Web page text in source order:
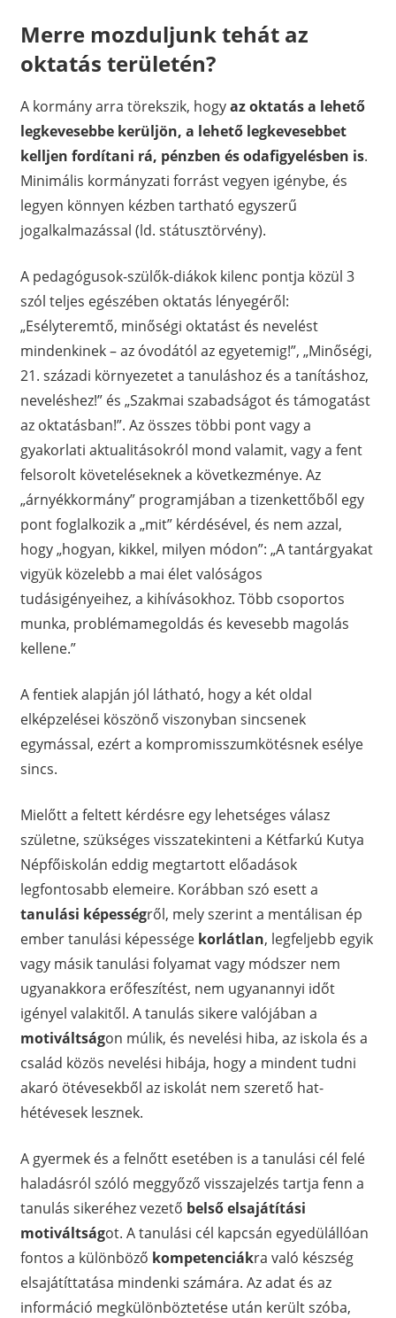
Merre mozduljunk tehát az
oktatás területén?
A kormány arra törekszik, hogyaz oktatás a lehető
legkevesebbe kerüljön, a lehető legkevesebbet
kelljen fordítani rá, pénzben és odafigyelésben is.
Minimális kormányzati forrást vegyen igénybe, és
legyen könnyen kézben tartható egyszerű
jogalkalmazással (ld. státusztörvény).
A pedagógusok-szülők-diákok kilenc pontja közül 3
szól teljes egészében oktatás lényegéről:
„Esélyteremtő, minőségi oktatást és nevelést
mindenkinek – az óvodától az egyetemig!”, „Minőségi,
21. századi környezetet a tanuláshoz és a tanításhoz,
neveléshez!” és „Szakmai szabadságot és támogatást
az oktatásban!”. Az összes többi pont vagy a
gyakorlati aktualitásokról mond valamit, vagy a fent
felsorolt követeléseknek a következménye. Az
„árnyékkormány” programjában a tizenkettőből egy
pont foglalkozik a „mit” kérdésével, és nem azzal,
hogy „hogyan, kikkel, milyen módon”: „A tantárgyakat
vigyük közelebb a mai élet valóságos
tudásigényeihez, a kihívásokhoz. Több csoportos
munka, problémamegoldás és kevesebb magolás
kellene.”
A fentiek alapján jól látható, hogy a két oldal
elképzelései köszönő viszonyban sincsenek
egymással, ezért a kompromisszumkötésnek esélye
sincs.
Mielőtt a feltett kérdésre egy lehetséges válasz
születne, szükséges visszatekinteni a Kétfarkú Kutya
Népfőiskolán eddig megtartott előadások
legfontosabb elemeire. Korábban szó esett a
tanulási képességről, mely szerint a mentálisan ép
ember tanulási képessége korlátlan, legfeljebb egyik
vagy másik tanulási folyamat vagy módszer nem
ugyanakkora erőfeszítést, nem ugyanannyi időt
igényel valakitől. A tanulás sikere valójában a
motiváltságon múlik, és nevelési hiba, az iskola és a
család közös nevelési hibája, hogy a mindent tudni
akaró ötévesekből az iskolát nem szerető hat-
hétévesek lesznek.
A gyermek és a felnőtt esetében is a tanulási cél felé
haladásról szóló meggyőző visszajelzés tartja fenn a
tanulás sikeréhez vezető belső elsajátítási
motiváltságot. A tanulási cél kapcsán egyedülállóan
fontos a különböző kompetenciákra való készség
elsajátíttatása mindenki számára. Az adat és az
információ megkülönböztetése után került szóba,